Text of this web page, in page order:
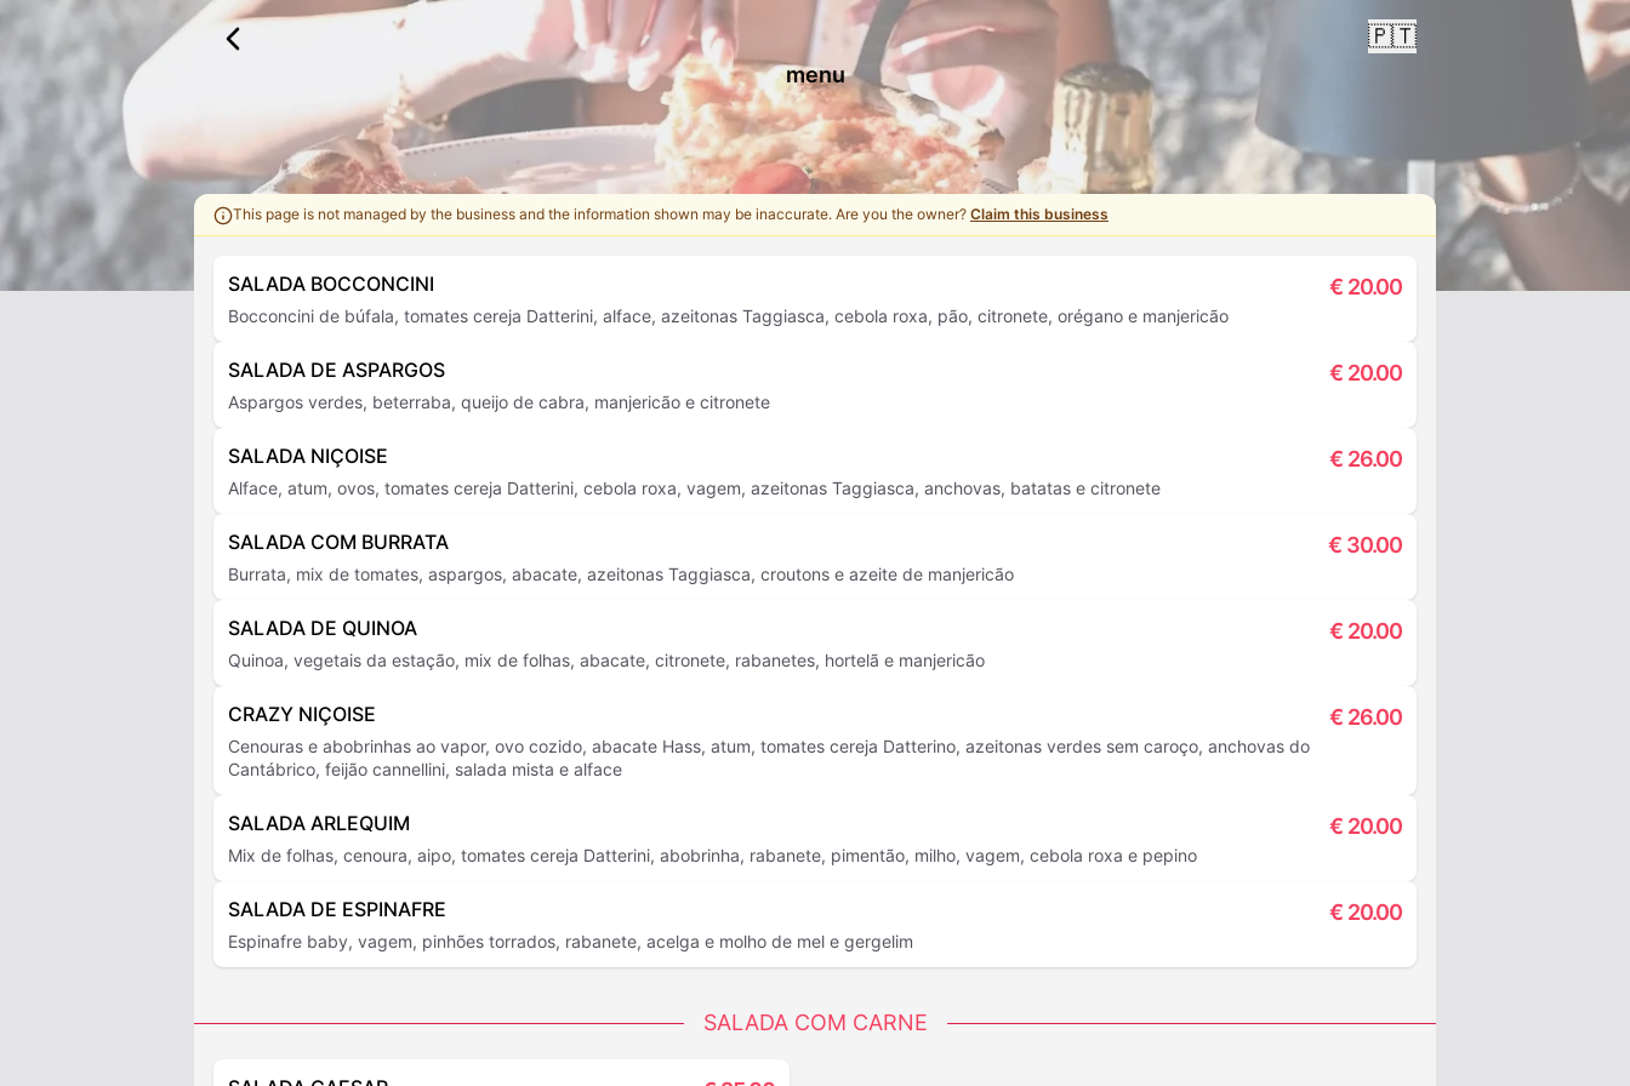
🇵🇹
menu
This page is not managed by the business and the information shown may be inaccurate. Are you the owner? Claim this business
SALADA BOCCONCINI € 20.00
Bocconcini de búfala, tomates cereja Datterini, alface, azeitonas Taggiasca, cebola roxa, pão, citronete, orégano e manjericão
SALADA DE ASPARGOS € 20.00
Aspargos verdes, beterraba, queijo de cabra, manjericão e citronete
SALADA NIÇOISE € 26.00
Alface, atum, ovos, tomates cereja Datterini, cebola roxa, vagem, azeitonas Taggiasca, anchovas, batatas e citronete
SALADA COM BURRATA € 30.00
Burrata, mix de tomates, aspargos, abacate, azeitonas Taggiasca, croutons e azeite de manjericão
SALADA DE QUINOA € 20.00
Quinoa, vegetais da estação, mix de folhas, abacate, citronete, rabanetes, hortelã e manjericão
CRAZY NIÇOISE € 26.00
Cenouras e abobrinhas ao vapor, ovo cozido, abacate Hass, atum, tomates cereja Datterino, azeitonas verdes sem caroço, anchovas do
Cantábrico, feijão cannellini, salada mista e alface
SALADA ARLEQUIM € 20.00
Mix de folhas, cenoura, aipo, tomates cereja Datterini, abobrinha, rabanete, pimentão, milho, vagem, cebola roxa e pepino
SALADA DE ESPINAFRE € 20.00
Espinafre baby, vagem, pinhões torrados, rabanete, acelga e molho de mel e gergelim
SALADA COM CARNE